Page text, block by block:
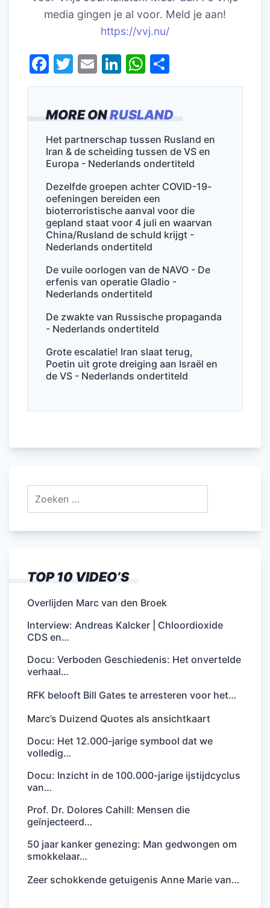
MORE ONRUSLAND
Het partnerschap tussen Rusland en
Iran & de scheiding tussen de VS en
Europa - Nederlands ondertiteld
Dezelfde groepen achter COVID-19-
oefeningen bereiden een
bioterroristische aanval voor die
gepland staat voor 4 juli en waarvan
China/Rusland de schuld krijgt -
Nederlands ondertiteld
De vuile oorlogen van de NAVO - De
erfenis van operatie Gladio -
Nederlands ondertiteld
De zwakte van Russische propaganda
- Nederlands ondertiteld
Grote escalatie! Iran slaat terug,
Poetin uit grote dreiging aan Israël en
de VS - Nederlands ondertiteld
media gingen je al voor. Meld je aan!
https://vvj.nu/
F
a
e
b
o
o
k
T
w
er
E
m
l
Li
n
e
dI
n
W
h
s
A
p
p
el
n
TOP 10 VIDEO’S
Overlijden Marc van den Broek
Interview: Andreas Kalcker | Chloordioxide
CDS en…
Docu: Verboden Geschiedenis: Het onvertelde
verhaal…
RFK belooft Bill Gates te arresteren voor het…
Marc’s Duizend Quotes als ansichtkaart
Docu: Het 12.000-jarige symbool dat we
volledig…
Docu: Inzicht in de 100.000-jarige ijstijdcyclus
van…
Prof. Dr. Dolores Cahill: Mensen die
geïnjecteerd…
50 jaar kanker genezing: Man gedwongen om
smokkelaar…
Zeer schokkende getuigenis Anne Marie van…